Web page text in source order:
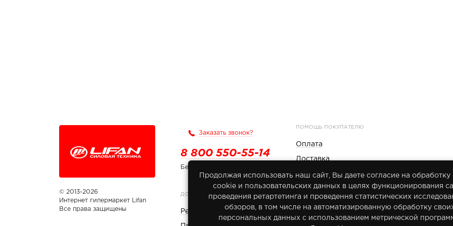
© 2013-2026
Интернет гипермаркет Lifan
Все права защищены
Заказать звонок?
8 800 550-55-14
Бесплатно по России
ДОКУМЕНТЫ
Реквизиты компании
ПОМОЩЬ ПОКУПАТЕЛЮ
Оплата
Доставка
Гарантия на продукцию
ИНФОРМАЦИЯ
Продолжая использовать наш сайт, Вы даете согласие на
сооkіе и пользовательских данных в целях функционирования
проведения ретартетинга и проведення статистических
обзоров, в том числе на автоматизированную обработку
персональных данных с использованием метрической